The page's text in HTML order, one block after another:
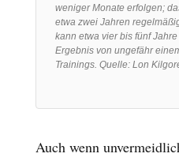
weniger Monate erfolgen;
etwa zwei Jahren
kann etwa vier bis fünf
Ergebnis von ungefähr
Trainings. Quelle: Lon
Auch wenn